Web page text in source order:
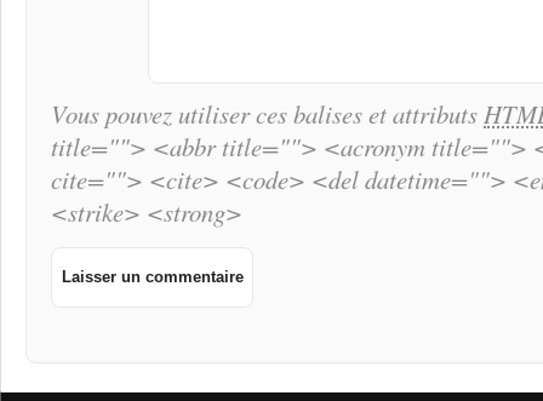
Vous pouvez utiliser ces balises et attributs
title=""> <abbr title=""> <acronym title="">
cite=""> <cite> <code> <del datetime="">
<strike> <strong>